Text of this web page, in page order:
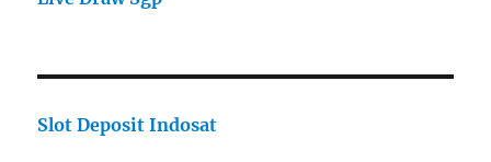
Slot Deposit Indosat